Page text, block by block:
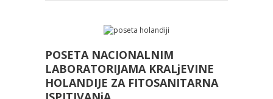
POSETA NACIONALNIM
LABORATORIJAMA KRALjEVINE
HOLANDIJE ZA FITOSANITARNA